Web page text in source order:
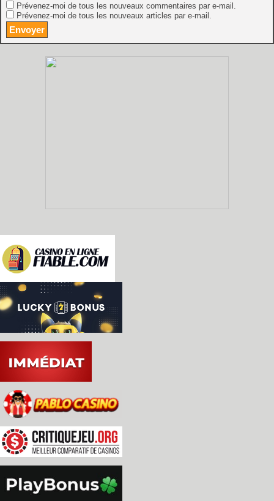
Prévenez-moi de tous les nouveaux commentaires par e-mail.
Prévenez-moi de tous les nouveaux articles par e-mail.